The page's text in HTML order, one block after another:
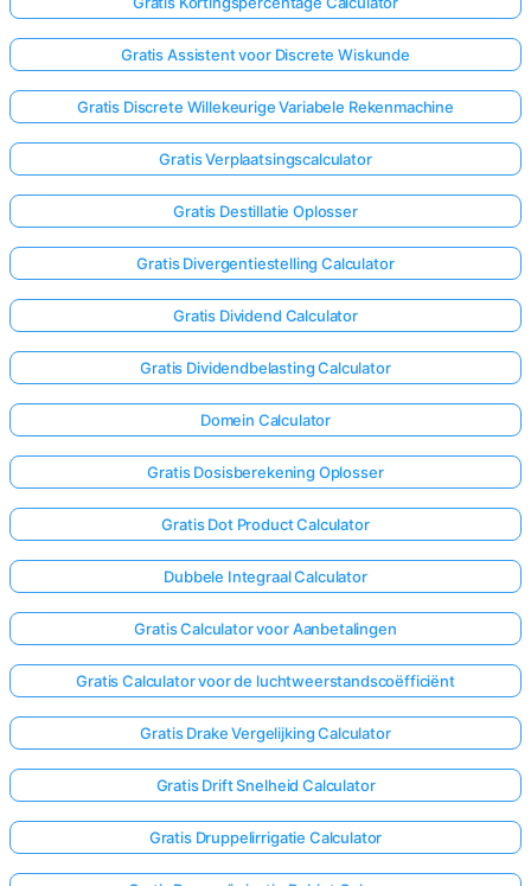
hier
in!
Gratis Assistent voor Discrete Wiskunde
Gratis Discrete Willekeurige Variabele Rekenmachine
Gratis Verplaatsingscalculator
Gratis Destillatie Oplosser
Gratis Divergentiestelling Calculator
Gratis Dividend Calculator
Gratis Dividendbelasting Calculator
Domein Calculator
Gratis Dosisberekening Oplosser
Gratis Dot Product Calculator
Dubbele Integraal Calculator
Gratis Calculator voor Aanbetalingen
Gratis Calculator voor de luchtweerstandscoëfficiënt
Gratis Drake Vergelijking Calculator
Gratis Drift Snelheid Calculator
Gratis Druppelirrigatie Calculator